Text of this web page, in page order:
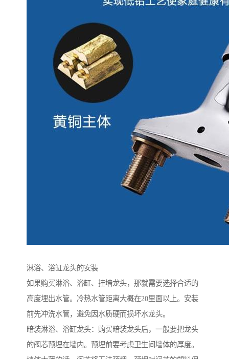
淋浴、浴缸龙头的安装
如果购买淋浴、浴缸、挂墙龙头，那就需要选择合适的
高度埋出水管。冷热水管距离大概在20里面以上。安装
前先冲洗水管，避免因水质硬而损坏水龙头。
暗装淋浴、浴缸龙头：购买暗装龙头后，一般要把龙头
的阀芯预埋在墙内。预埋前要考虑卫生间墙体的厚度。